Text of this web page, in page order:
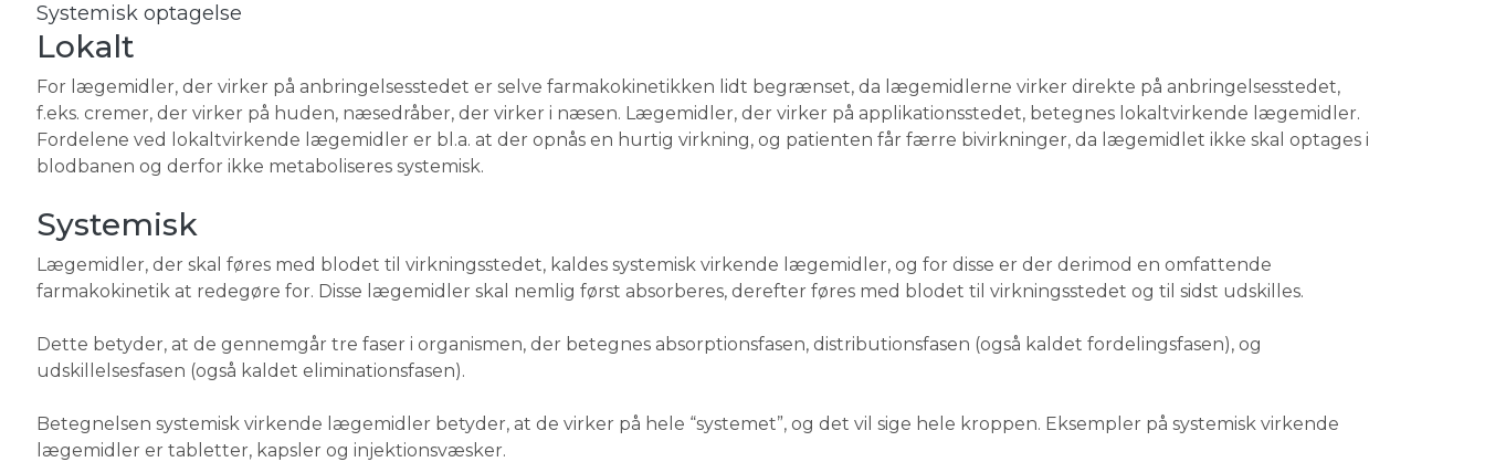
Systemisk optagelse
Lokalt
For lægemidler, der virker på anbringelsesstedet er selve farmakokinetikken lidt begrænset, da lægemidlerne virker direkte på anbringelsesstedet,
f.eks. cremer, der virker på huden, næsedråber, der virker i næsen. Lægemidler, der virker på applikationsstedet, betegnes lokaltvirkende lægemidler.
Fordelene ved lokaltvirkende lægemidler er bl.a. at der opnås en hurtig virkning, og patienten får færre bivirkninger, da lægemidlet ikke skal optages i
blodbanen og derfor ikke metaboliseres systemisk.
Systemisk
Lægemidler, der skal føres med blodet til virkningsstedet, kaldes systemisk virkende lægemidler, og for disse er der derimod en omfattende
farmakokinetik at redegøre for. Disse lægemidler skal nemlig først absorberes, derefter føres med blodet til virkningsstedet og til sidst udskilles.
Dette betyder, at de gennemgår tre faser i organismen, der betegnes absorptionsfasen, distributionsfasen (også kaldet fordelingsfasen), og
udskillelsesfasen (også kaldet eliminationsfasen).
Betegnelsen systemisk virkende lægemidler betyder, at de virker på hele “systemet”, og det vil sige hele kroppen. Eksempler på systemisk virkende
lægemidler er tabletter, kapsler og injektionsvæsker.